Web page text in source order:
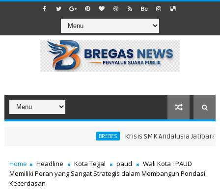
BREBES Krisis SMK Andalusia Jatibarang
Home Headline Kota Tegal paud
Wali Kota : PAUD
Memiliki Peran yang Sangat Strategis dalam Membangun Pondasi
Kecerdasan